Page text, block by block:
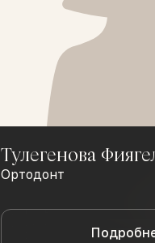
Тулегенова
Ортодонт